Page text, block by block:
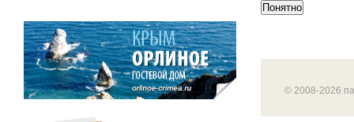
Понятно
© 2008-2026